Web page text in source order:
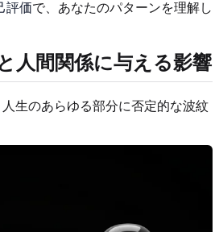
評価で、あなたのパターンを理解し
人間関係に与える影響
生のあらゆる部分に否定的な波紋